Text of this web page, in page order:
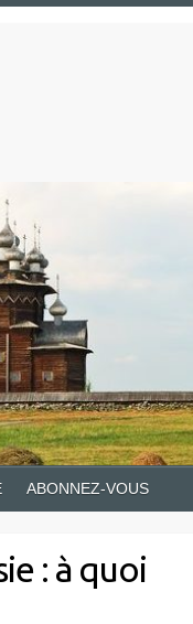
ABONNEZ-VOUS
: à quoi